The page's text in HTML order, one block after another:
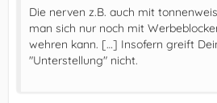
Die nerven z.B. auch mit
man sich nur noch mit
wehren kann. […] Insofern greift
"Unterstellung" nicht.